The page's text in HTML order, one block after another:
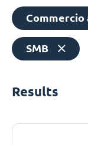
SMB
Results